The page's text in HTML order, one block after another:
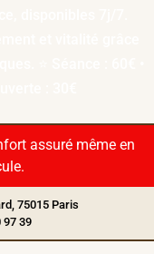
assuré même en
75015 Paris
97 39